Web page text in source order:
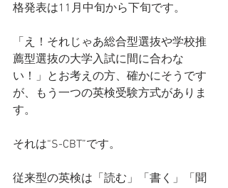
格発表は11月中旬から下旬です。
「え！それじゃあ総合型選抜や学校推
薦型選抜の大学入試に間に合わな
い！」とお考えの方、確かにそうです
が、もう一つの英検受験方式がありま
す。
それは“S-CBT”です。
従来型の英検は「読む」「書く」「聞